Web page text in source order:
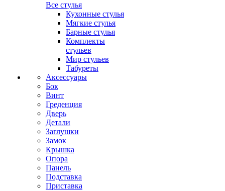
Все стулья
Кухонные стулья
Мягкие стулья
Барные стулья
Комплекты
стульев
Мир стульев
Табуреты
Аксессуары
Бок
Винт
Греденция
Дверь
Детали
Заглушки
Замок
Крышка
Опора
Панель
Подставка
Приставка